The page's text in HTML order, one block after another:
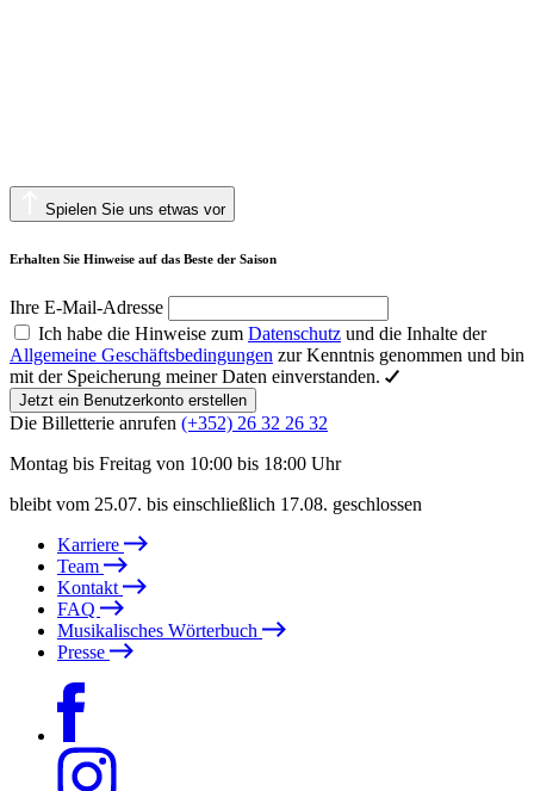
Spielen Sie uns etwas vor
Erhalten Sie Hinweise auf das Beste der Saison
Ihre E-Mail-Adresse
Ich habe die Hinweise zum Datenschutz und die Inhalte der
Allgemeine Geschäftsbedingungen zur Kenntnis genommen und bin
mit der Speicherung meiner Daten einverstanden.
Jetzt ein Benutzerkonto erstellen
Die Billetterie anrufen (+352) 26 32 26 32
Montag bis Freitag von 10:00 bis 18:00 Uhr
bleibt vom 25.07. bis einschließlich 17.08. geschlossen
Karriere
Team
Kontakt
FAQ
Musikalisches Wörterbuch
Presse